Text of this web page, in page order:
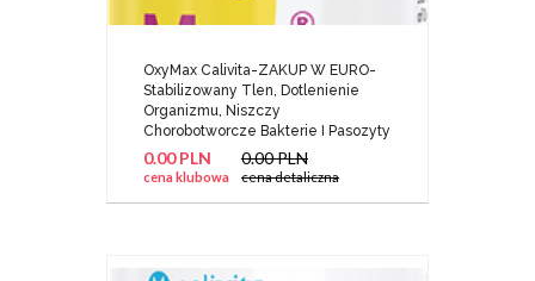
OxyMax Calivita-ZAKUP W EURO-
Stabilizowany Tlen, Dotlenienie
Organizmu, Niszczy
Chorobotworcze Bakterie I Pasozyty
0.00 PLN
cena klubowa
0.00 PLN
cena detaliczna